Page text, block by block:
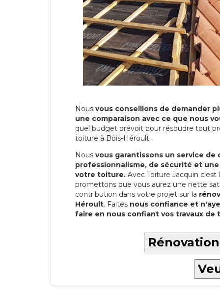
Nous vous conseillons de demander
une comparaison avec ce que nous
quel budget prévoit pour résoudre tout
toiture à Bois-Héroult.
Nous vous garantissons un service de
professionnalisme, de sécurité et
votre toiture. Avec Toiture Jacquin c'est
promettons que vous aurez une nette
contribution dans votre projet sur la
Héroult. Faites nous confiance et
faire en nous confiant vos travaux de